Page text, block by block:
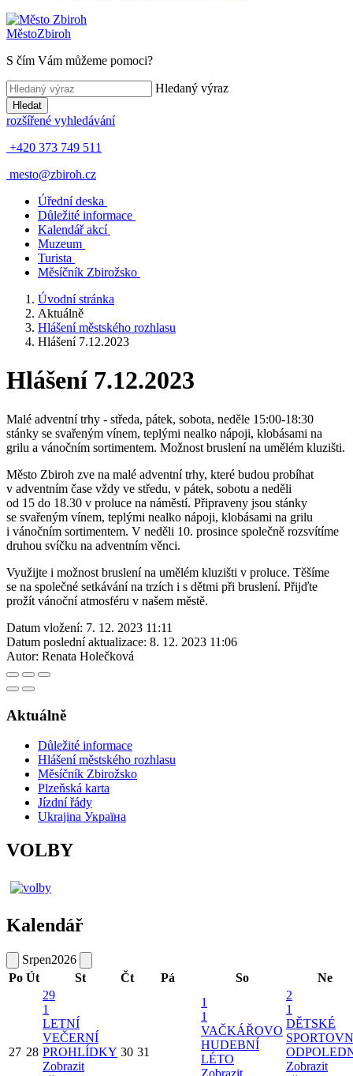
MěstoZbiroh
S čím Vám můžeme pomoci?
Hledaný výraz
Hledat
rozšířené vyhledávání
+420 373 749 511
mesto@zbiroh.cz
Úřední deska
Důležité informace
Kalendář akcí
Muzeum
Turista
Měsíčník Zbirožsko
Úvodní stránka
Aktuálně
Hlášení městského rozhlasu
Hlášení 7.12.2023
Hlášení 7.12.2023
Malé adventní trhy - středa, pátek, sobota, neděle 15:00-18:30
stánky se svařeným vínem, teplými nealko nápoji, klobásami na
grilu a vánočním sortimentem. Možnost bruslení na umělém kluzišti.
Město Zbiroh zve na malé adventní trhy, které budou probíhat
v adventním čase vždy ve středu, v pátek, sobotu a neděli
od 15 do 18.30 v proluce na náměstí. Připraveny jsou stánky
se svařeným vínem, teplými nealko nápoji, klobásami na grilu
i vánočním sortimentem. V neděli 10. prosince společně rozsvítíme
druhou svíčku na adventním věnci.
Využijte i možnost bruslení na umělém kluzišti v proluce. Těšíme
se na společné setkávání na trzích i s dětmi při bruslení. Přijďte
prožít vánoční atmosféru v našem městě.
Datum vložení: 7. 12. 2023 11:11
Datum poslední aktualizace: 8. 12. 2023 11:06
Autor: Renata Holečková
Aktuálně
Důležité informace
Hlášení městského rozhlasu
Měsíčník Zbirožsko
Plzeňská karta
Jízdní řády
Ukrajina Україна
VOLBY
Kalendář
Srpen2026
Po Út St Čt Pá So Ne
27 28
29
1
LETNÍ
VEČERNÍ
PROHLÍDKY
Zobrazit
30 31
1
1
VAČKÁŘOVO
HUDEBNÍ
LÉTO
Zobrazit
2
1
DĚTSKÉ
Zobrazit